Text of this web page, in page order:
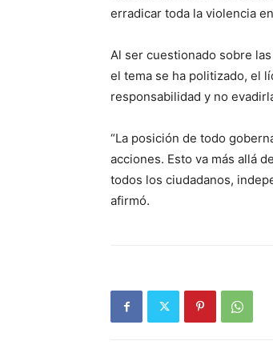
erradicar toda la violencia
Al ser cuestionado sobre
el tema se ha politizado, el
responsabilidad y no
“La posición de todo
acciones. Esto va más allá
todos los ciudadanos,
afirmó.